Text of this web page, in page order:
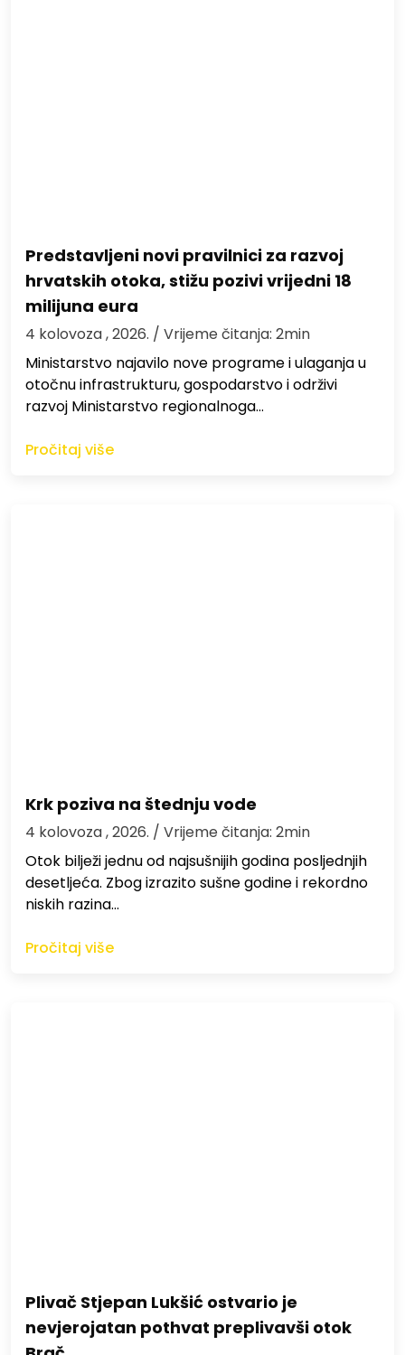
Predstavljeni novi pravilnici za razvoj
hrvatskih otoka, stižu pozivi vrijedni 18
milijuna eura
4 kolovoza , 2026. / Vrijeme čitanja: 2min
Ministarstvo najavilo nove programe i ulaganja u
otočnu infrastrukturu, gospodarstvo i održivi
razvoj Ministarstvo regionalnoga…
Pročitaj više
Krk poziva na štednju vode
4 kolovoza , 2026. / Vrijeme čitanja: 2min
Otok bilježi jednu od najsušnijih godina posljednjih
desetljeća. Zbog izrazito sušne godine i rekordno
niskih razina…
Pročitaj više
Plivač Stjepan Lukšić ostvario je
nevjerojatan pothvat preplivavši otok